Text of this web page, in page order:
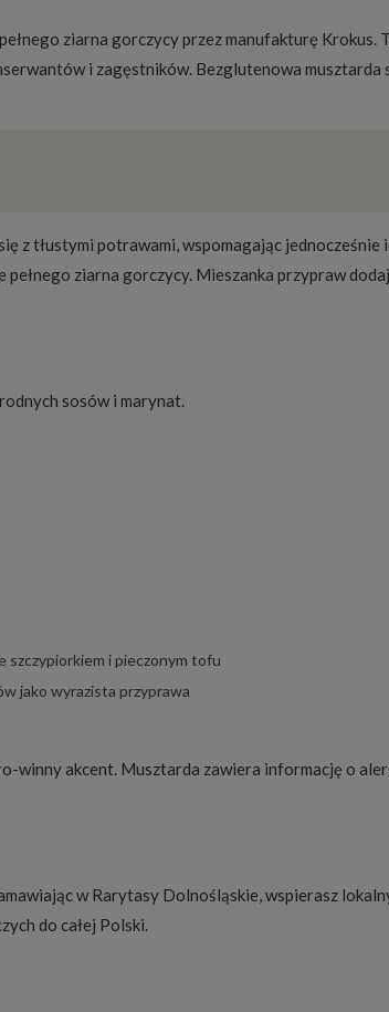
ziarna gorczycy przez manufakturę Krokus.
i zagęstników. Bezglutenowa musztarda
z tłustymi potrawami, wspomagając jednocześnie
ziarna gorczycy. Mieszanka przypraw
sosów i marynat.
szczypiorkiem i pieczonym tofu
jako wyrazista przyprawa
winny akcent. Musztarda zawiera informację o
w Rarytasy Dolnośląskie, wspierasz
do całej Polski.